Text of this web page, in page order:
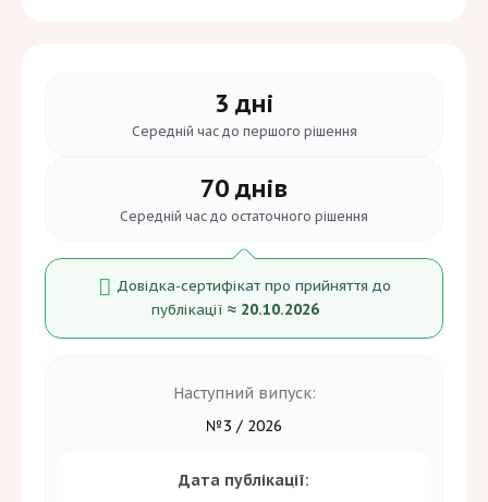
3 дні
Середній час до першого рішення
70 днів
Середній час до остаточного рішення
Довідка-сертифікат про прийняття до
публікації ≈ 20.10.2026
Наступний випуск:
№3 / 2026
Дата публікації: